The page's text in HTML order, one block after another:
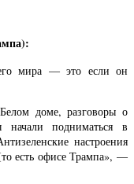
мира — это если он
доме, разговоры о
начали подниматься в
настроения
есть офисе Трампа», —